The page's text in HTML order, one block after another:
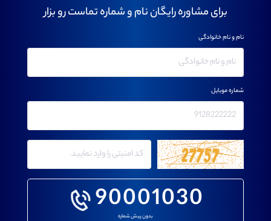
برای مشاوره رایگان نام و شماره تماست رو بزار
90001030
بدون پیش شماره
نام و نام خانوادگی
شماره موبایل